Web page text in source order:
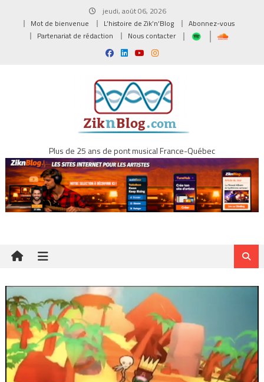
jeudi, août 06, 2026
Mot de bienvenue
L’histoire de Zik’n’Blog
Abonnez-vous
Partenariat de rédaction
Nous contacter
Plus de 25 ans de pont musical France-Québec